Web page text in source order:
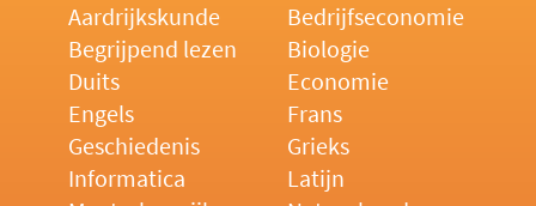
Aardrijkskunde
Bedrijfseconomie
Begrijpend lezen
Biologie
Duits
Economie
Engels
Frans
Geschiedenis
Grieks
Informatica
Latijn